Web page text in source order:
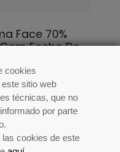
cookies
sitio web
técnicas, que no
por parte
cookies de este
Face 70%
Fecho De